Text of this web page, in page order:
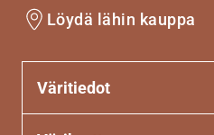
Löydä lähin kauppa
Väritiedot